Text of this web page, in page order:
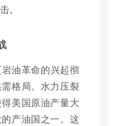
。
油革命的兴起彻
格局。水力压裂
美国原油产量大
产油国之一。这